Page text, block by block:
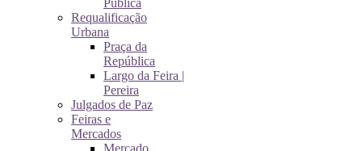
Pública
Requalificação
Urbana
Praça da
República
Largo da Feira |
Pereira
Julgados de Paz
Feiras e
Mercados
Mercado